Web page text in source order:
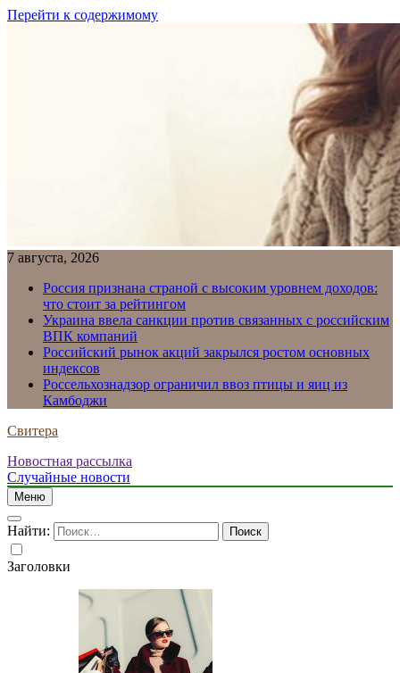
Перейти к содержимому
7 августа, 2026
Россия признана страной с высоким уровнем доходов:
что стоит за рейтингом
Украина ввела санкции против связанных с российским
ВПК компаний
Российский рынок акций закрылся ростом основных
индексов
Россельхознадзор ограничил ввоз птицы и яиц из
Камбоджи
Свитера
Новостная рассылка
Случайные новости
Меню
Найти:
Заголовки